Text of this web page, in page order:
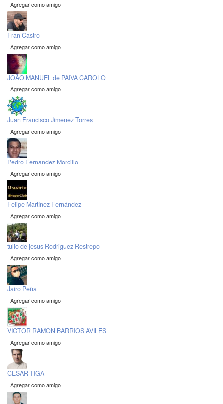
Agregar como amigo
Fran Castro
Agregar como amigo
JOÃO MANUEL de PAIVA CAROLO
Agregar como amigo
Juan Francisco Jimenez Torres
Agregar como amigo
Pedro Fernandez Morcillo
Agregar como amigo
Felipe Martínez Fernández
Agregar como amigo
tulio de jesus Rodriguez Restrepo
Agregar como amigo
Jairo Peña
Agregar como amigo
VICTOR RAMON BARRIOS AVILES
Agregar como amigo
CESAR TIGA
Agregar como amigo